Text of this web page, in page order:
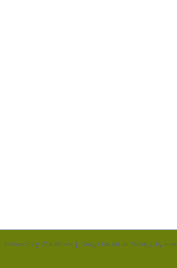
| Powered by WordPress | Design based on 'Mobility' by